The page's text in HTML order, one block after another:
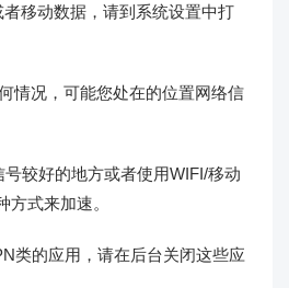
者移动数据，请到系统设置中打
情况，可能您处在的位置网络信
较好的地方或者使用WIFI/移动
方式来加速。
类的应用，请在后台关闭这些应